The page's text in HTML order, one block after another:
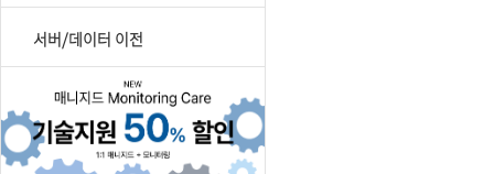
서버/데이터 이전